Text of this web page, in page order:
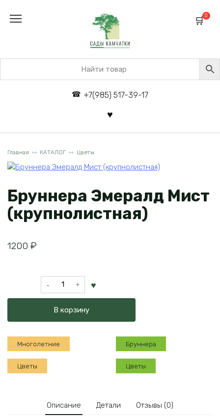
+7(985) 517-39-17
0
Главная КАТАЛОГ Цветы
Бруннера Эмералд Мист
(крупнолистная)
1200 ₽
Количество
товара
Эмералд
Мист
(крупнолистная)
В корзину
Многолетние
Цветы
Бруннера
Цветы
Описание Детали Отзывы (0)